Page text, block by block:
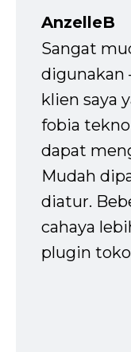
AnzelleB
Sangat
digunakan
klien saya
fobia
dapat
Mudah
diatur.
cahaya
plugin